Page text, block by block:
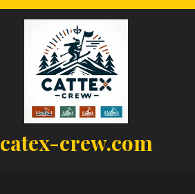
catex-crew.com